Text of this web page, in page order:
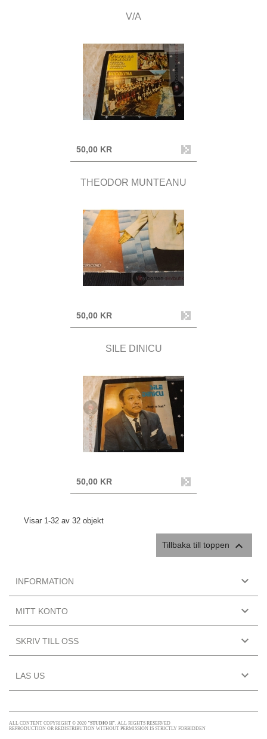
V/A
50,00 KR
THEODOR MUNTEANU
50,00 KR
SILE DINICU
50,00 KR
Visar 1-32 av 32 objekt
Tillbaka till toppen 
INFORMATION 
MITT KONTO 
SKRIV TILL OSS 
LAS US 
ALL CONTENT COPYRIGHT © 2020 "STUDIO H" . ALL RIGHTS RESERVED
REPRODUCTION OR REDISTRIBUTION WITHOUT PERMISSION IS STRICTLY FORBIDDEN